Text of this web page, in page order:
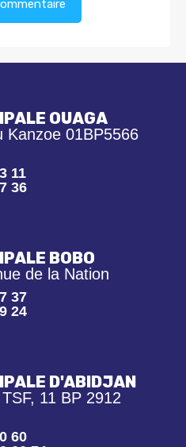
OUAGA
Kanzoe 01BP5566
11
36
BOBO
de la Nation
37
24
D'ABIDJAN
11 BP 2912
60